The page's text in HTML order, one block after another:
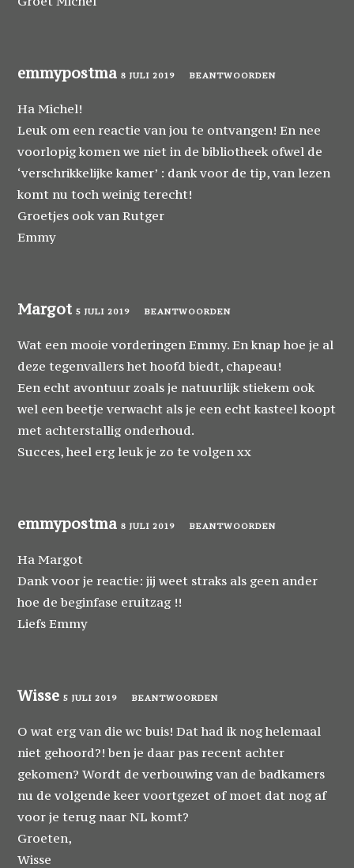
emmypostma8 JULI 2019 BEANTWOORDEN
Ha Michel!
Leuk om een reactie van jou te ontvangen! En nee
voorlopig komen we niet in de bibliotheek ofwel de
‘verschrikkelijke kamer’ : dank voor de tip, van lezen
komt nu toch weinig terecht!
Groetjes ook van Rutger
Emmy
Margot 5 JULI 2019 BEANTWOORDEN
Wat een mooie vorderingen Emmy. En knap hoe je al
deze tegenvallers het hoofd biedt, chapeau!
Een echt avontuur zoals je natuurlijk stiekem ook
wel een beetje verwacht als je een echt kasteel koopt
met achterstallig onderhoud.
Succes, heel erg leuk je zo te volgen xx
emmypostma8 JULI 2019 BEANTWOORDEN
Ha Margot
Dank voor je reactie: jij weet straks als geen ander
hoe de beginfase eruitzag !!
Liefs Emmy
Wisse5 JULI 2019 BEANTWOORDEN
O wat erg van die wc buis! Dat had ik nog helemaal
niet gehoord?! ben je daar pas recent achter
gekomen? Wordt de verbouwing van de badkamers
nu de volgende keer voortgezet of moet dat nog af
voor je terug naar NL komt?
Groeten,
Wisse